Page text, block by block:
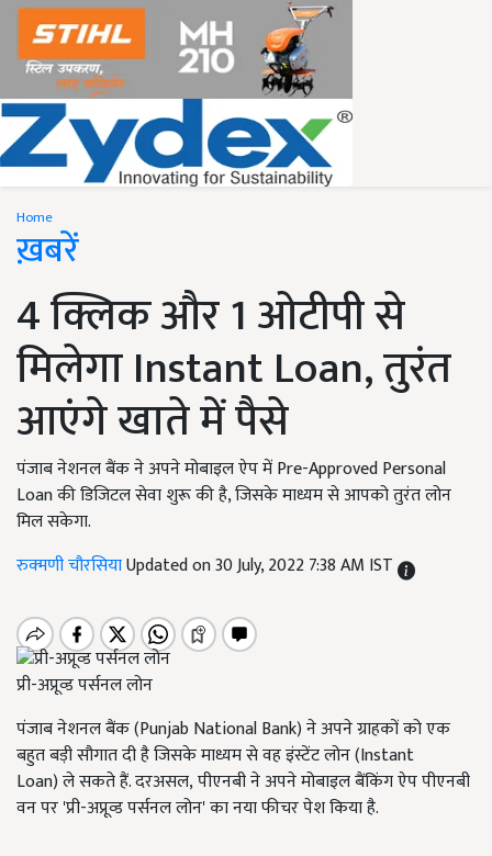
Home
ख़बरें
4 क्लिक और 1 ओटीपी से
मिलेगा Instant Loan, तुरंत
आएंगे खाते में पैसे
पंजाब नेशनल बैंक ने अपने मोबाइल ऐप में Pre-Approved Personal
Loan की डिजिटल सेवा शुरू की है, जिसके माध्यम से आपको तुरंत लोन
मिल सकेगा.
रुक्मणी चौरसियाUpdated on 30 July, 2022 7:38 AM IST
प्री-अप्रूव्ड पर्सनल लोन
पंजाब नेशनल बैंक(Punjab National Bank)ने अपने ग्राहकों को एक
बहुत बड़ी सौगात दी है जिसके माध्यम से वह इंस्टेंट लोन(Instant
Loan)ले सकते हैं. दरअसल,पीएनबी ने अपने मोबाइल बैंकिंग ऐप पीएनबी
वन पर'प्री-अप्रूव्ड पर्सनल लोन'का नया फीचर पेश किया है.